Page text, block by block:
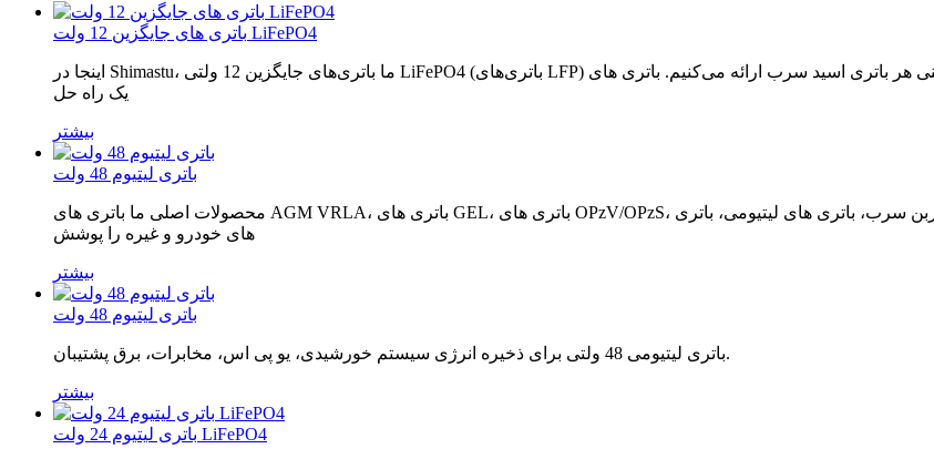
باتری های جایگزین 12 ولت LiFePO4
اینجا در Shimastu، ما باتری‌های جایگزین 12 ولتی LiFePO4 (باتری‌های LFP) را برای جایگزینی هر باتری اسید سرب ارائه می‌کنیم. باتری های LFP در لبه برش فناوری باتری های لیتیوم یونی قرار دارند و
یک راه حل
بیشتر
باتری لیتیوم 48 ولت
محصولات اصلی ما باتری های AGM VRLA، باتری های GEL، باتری های OPzV/OPzS، باتری های ترمینال فونت، باتری های 2 ولتی با عمر طولانی، باتری های کربن سرب، باتری های لیتیومی، باتری
های خودرو و غیره را پوشش
بیشتر
باتری لیتیوم 48 ولت
باتری لیتیومی 48 ولتی برای ذخیره انرژی سیستم خورشیدی، یو پی اس، مخابرات، برق پشتیبان.
بیشتر
باتری لیتیوم 24 ولت LiFePO4